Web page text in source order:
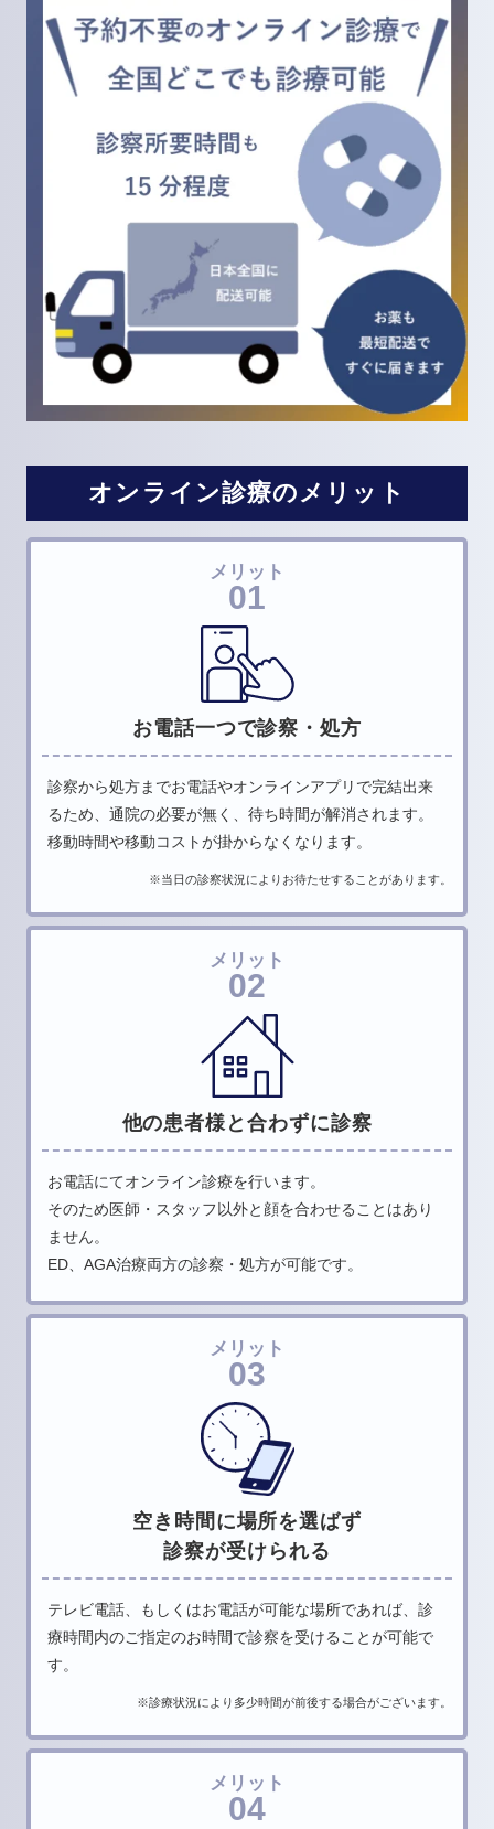
オンライン診療のメリット
メリット
01
お電話一つで診察・処方
診察から処方までお電話やオンラインアプリで完結出来
るため、 通院の必要が無く、待ち時間が解消されます。
移動時間や移動コストが掛からなくなります。
※当日の診察状況によりお待たせすることがあります。
メリット
02
他の患者様と合わずに診察
お電話にてオンライン診療を行います。
そのため医師・スタッフ以外と顔を合わせることはあり
ません。
ED、AGA治療両方の診察・処方が可能です。
メリット
03
空き時間に場所を選ばず
診察が受けられる
テレビ電話、もしくはお電話が可能な場所であれば、 診
療時間内のご指定のお時間で診察を受けることが可能で
す。
※診療状況により多少時間が前後する場合がございます。
メリット
04